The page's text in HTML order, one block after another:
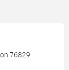
76829